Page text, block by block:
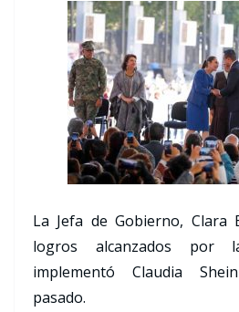
La Jefa de Gobierno, Clara
logros alcanzados por
implementó Claudia
pasado.